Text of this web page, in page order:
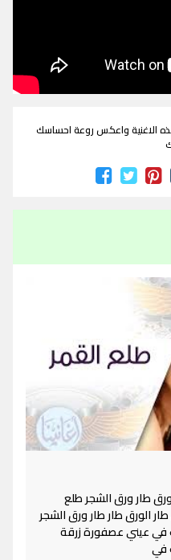
الاغنية واعكس روعة احساسك
طار ورق الشجر طلع
الورق طار طار ورق الشجر
عيني عصفورة زرقة
في